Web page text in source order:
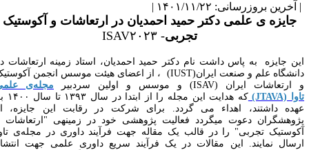
بروزرسانی: ۱۴۰۱/۱۱/۲۲ |
جایزه­ ی علمی دکتر حمید احمدیان در ارتعاشات و آکوستیک
تجربی- ISAV۲۰۲۳
جایزه
به پاس داشت نام دکتر حمید احمدیان، استاد زمینه­ ارتعاشات در
علم و صنعت ایران (IUST)، از اعضای هیئت موسس انجمن آکوستیک
ارتعاشات ایران (ISAV)و موسس و اولین سردبیر
مجله­‌ی علمی
(JTAVA)که هدایت این مجله را از ابتدا در سال ۱۳۹۳تا سال ۱۴۰۰بر
داشتند، اهداء می گردد. برای شرکت در رقابت این جایزه، از
دعوت می­گردد فعالیت پژوهشی خود در زمینه­ی "ارتعاشات و
تجربی" را در قالب یک مقاله جهت فرآیند داوری در مجله­‌ی تاوا
نمایند. این مقالات در یک فرآیند سریع داوری علمی جهت انتشار